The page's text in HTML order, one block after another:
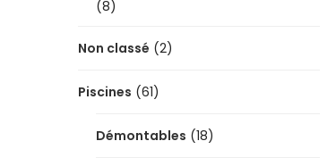
(8)
Non classé (2)
Piscines (61)
Démontables (18)